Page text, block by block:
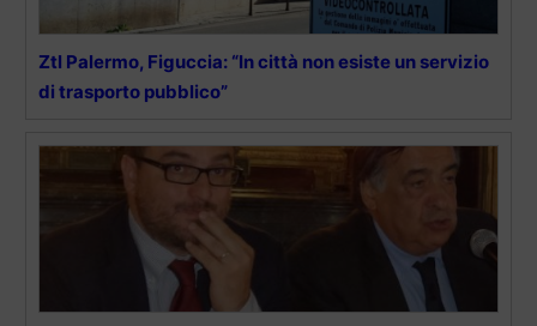
Ztl Palermo, Figuccia: “In città non esiste un servizio
di trasporto pubblico”